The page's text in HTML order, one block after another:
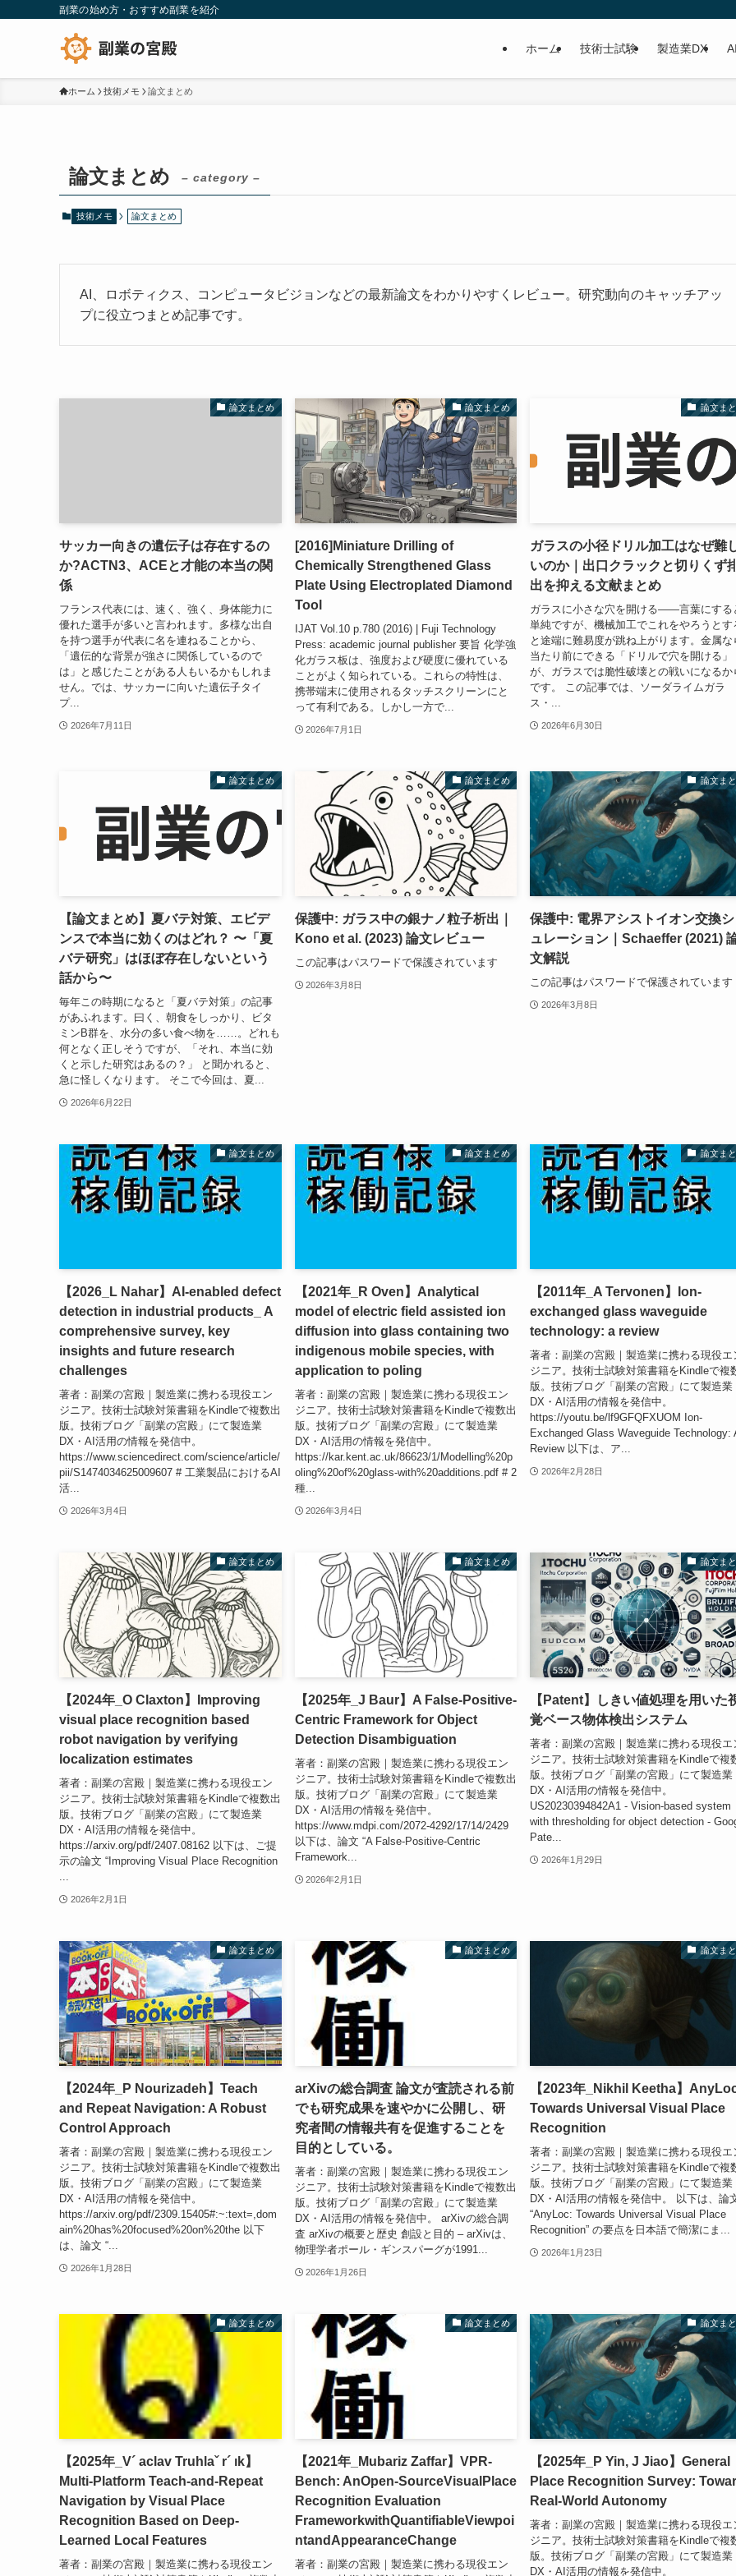
副業の始め方・おすすめ副業を紹介
ホーム 技術士試験 製造業DX
ホーム 技術メモ 論文まとめ
論文まとめ – category –
技術メモ 論文まとめ
AI、ロボティクス、コンピュータビジョンなどの最新論文をわかりやすくレビュー。研究動向のキャッチアッ
プに役立つまとめ記事です。
論文まとめ
サッカー向きの遺伝子は存在するの
か?ACTN3、ACEと才能の本当の関
係
フランス代表には、速く、強く、身体能力に
優れた選手が多いと言われます。多様な出自
を持つ選手が代表に名を連ねることから、
「遺伝的な背景が強さに関係しているので
は」と感じたことがある人もいるかもしれま
せん。では、サッカーに向いた遺伝子タイ
プ...
2026年7月11日
論文まとめ
[2016]Miniature Drilling of
Chemically Strengthened Glass
Plate Using Electroplated Diamond
Tool
IJAT Vol.10 p.780 (2016) | Fuji Technology
Press: academic journal publisher 要旨 化学強
化ガラス板は、強度および硬度に優れている
ことがよく知られている。これらの特性は、
携帯端末に使用されるタッチスクリーンにと
って有利である。しかし一方で...
2026年7月1日
論文ま
ガラスの小径ドリル加工はなぜ難
いのか｜出口クラックと切りくず
出を抑える文献まとめ
ガラスに小さな穴を開ける――言葉にする
単純ですが、機械加工でこれをやろうとす
と途端に難易度が跳ね上がります。金属な
当たり前にできる「ドリルで穴を開ける」
が、ガラスでは脆性破壊との戦いになるか
です。 この記事では、ソーダライムガラ
ス・...
2026年6月30日
論文まとめ
【論文まとめ】夏バテ対策、エビデ
ンスで本当に効くのはどれ？ 〜「夏
バテ研究」はほぼ存在しないという
話から〜
毎年この時期になると「夏バテ対策」の記事
があふれます。曰く、朝食をしっかり、ビタ
ミンB群を、水分の多い食べ物を……。どれも
何となく正しそうですが、「それ、本当に効
くと示した研究はあるの？」 と聞かれると、
急に怪しくなります。 そこで今回は、夏...
2026年6月22日
論文まとめ
保護中: ガラス中の銀ナノ粒子析出｜
Kono et al. (2023) 論文レビュー
この記事はパスワードで保護されています
2026年3月8日
論文ま
保護中: 電界アシストイオン交換シ
ュレーション｜Schaeffer (2021)
文解説
この記事はパスワードで保護されています
2026年3月8日
論文まとめ
【2026_L Nahar】AI-enabled defect
detection in industrial products_ A
comprehensive survey, key
insights and future research
challenges
著者：副業の宮殿｜製造業に携わる現役エン
ジニア。技術士試験対策書籍をKindleで複数出
版。技術ブログ「副業の宮殿」にて製造業
DX・AI活用の情報を発信中。
https://www.sciencedirect.com/science/article/
pii/S1474034625009607 # 工業製品におけるAI
活...
2026年3月4日
論文まとめ
【2021年_R Oven】Analytical
model of electric field assisted ion
diffusion into glass containing two
indigenous mobile species, with
application to poling
著者：副業の宮殿｜製造業に携わる現役エン
ジニア。技術士試験対策書籍をKindleで複数出
版。技術ブログ「副業の宮殿」にて製造業
DX・AI活用の情報を発信中。
https://kar.kent.ac.uk/86623/1/Modelling%20p
oling%20of%20glass-with%20additions.pdf # 2
種...
2026年3月4日
論文ま
【2011年_A Tervonen】Ion-
exchanged glass waveguide
technology: a review
著者：副業の宮殿｜製造業に携わる現役エ
ジニア。技術士試験対策書籍をKindleで複
版。技術ブログ「副業の宮殿」にて製造業
DX・AI活用の情報を発信中。
https://youtu.be/lf9GFQFXUOM Ion-
Exchanged Glass Waveguide Technology:
Review 以下は、ア...
2026年2月28日
論文まとめ
【2024年_O Claxton】Improving
visual place recognition based
robot navigation by verifying
localization estimates
著者：副業の宮殿｜製造業に携わる現役エン
ジニア。技術士試験対策書籍をKindleで複数出
版。技術ブログ「副業の宮殿」にて製造業
DX・AI活用の情報を発信中。
https://arxiv.org/pdf/2407.08162 以下は、ご提
示の論文 “Improving Visual Place Recognition
2026年2月1日
論文まとめ
【2025年_J Baur】A False-Positive-
Centric Framework for Object
Detection Disambiguation
著者：副業の宮殿｜製造業に携わる現役エン
ジニア。技術士試験対策書籍をKindleで複数出
版。技術ブログ「副業の宮殿」にて製造業
DX・AI活用の情報を発信中。
https://www.mdpi.com/2072-4292/17/14/2429
以下は、論文 “A False-Positive-Centric
Framework...
2026年2月1日
論文ま
【Patent】しきい値処理を用いた
覚ベース物体検出システム
著者：副業の宮殿｜製造業に携わる現役エ
ジニア。技術士試験対策書籍をKindleで複
版。技術ブログ「副業の宮殿」にて製造業
DX・AI活用の情報を発信中。
US20230394842A1 - Vision-based system
with thresholding for object detection -
Pate...
2026年1月29日
論文まとめ
【2024年_P Nourizadeh】Teach
and Repeat Navigation: A Robust
Control Approach
著者：副業の宮殿｜製造業に携わる現役エン
ジニア。技術士試験対策書籍をKindleで複数出
版。技術ブログ「副業の宮殿」にて製造業
DX・AI活用の情報を発信中。
https://arxiv.org/pdf/2309.15405#:~:text=,dom
ain%20has%20focused%20on%20the 以下
は、論文 “...
2026年1月28日
論文まとめ
arXivの総合調査 論文が査読される前
でも研究成果を速やかに公開し、研
究者間の情報共有を促進することを
目的としている。
著者：副業の宮殿｜製造業に携わる現役エン
ジニア。技術士試験対策書籍をKindleで複数出
版。技術ブログ「副業の宮殿」にて製造業
DX・AI活用の情報を発信中。 arXivの総合調
査 arXivの概要と歴史 創設と目的 – arXivは、
物理学者ポール・ギンスパーグが1991...
2026年1月26日
論文ま
【2023年_Nikhil Keetha】
Towards Universal Visual Place
Recognition
著者：副業の宮殿｜製造業に携わる現役エ
ジニア。技術士試験対策書籍をKindleで複
版。技術ブログ「副業の宮殿」にて製造業
DX・AI活用の情報を発信中。 以下は、論
“AnyLoc: Towards Universal Visual Place
Recognition” の要点を日本語で簡潔にま...
2026年1月23日
論文まとめ
【2025年_V´ aclav Truhlaˇ r´ ık】
Multi-Platform Teach-and-Repeat
Navigation by Visual Place
Recognition Based on Deep-
Learned Local Features
著者：副業の宮殿｜製造業に携わる現役エン
論文まとめ
【2021年_Mubariz Zaffar】VPR-
Bench: AnOpen-SourceVisualPlace
Recognition Evaluation
FrameworkwithQuantifiableViewpoi
ntandAppearanceChange
著者：副業の宮殿｜製造業に携わる現役エン
論文ま
【2025年_P Yin, J Jiao】General
Place Recognition Survey:
Real-World Autonomy
著者：副業の宮殿｜製造業に携わる現役エ
ジニア。技術士試験対策書籍をKindleで複
版。技術ブログ「副業の宮殿」にて製造業
DX・AI活用の情報を発信中。